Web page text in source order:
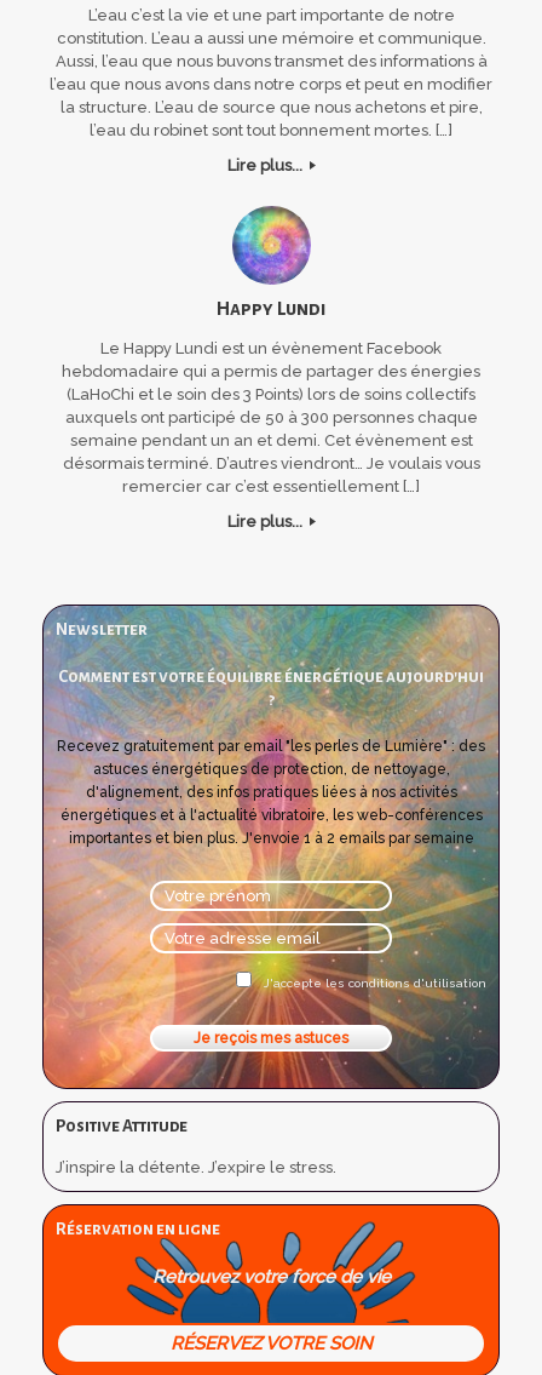
L’eau c’est la vie et une part importante de notre
constitution. L’eau a aussi une mémoire et communique.
Aussi, l’eau que nous buvons transmet des informations à
l’eau que nous avons dans notre corps et peut en modifier
la structure. L’eau de source que nous achetons et pire,
l’eau du robinet sont tout bonnement mortes. […]
Lire plus...
Happy Lundi
Le Happy Lundi est un évènement Facebook
hebdomadaire qui a permis de partager des énergies
(LaHoChi et le soin des 3 Points) lors de soins collectifs
auxquels ont participé de 50 à 300 personnes chaque
semaine pendant un an et demi. Cet évènement est
désormais terminé. D’autres viendront… Je voulais vous
remercier car c’est essentiellement […]
Lire plus...
Newsletter
Comment est votre équilibre énergétique aujourd'hui
?
Recevez gratuitement par email "les perles de Lumière" : des
astuces énergétiques de protection, de nettoyage,
d'alignement, des infos pratiques liées à nos activités
énergétiques et à l'actualité vibratoire, les web-conférences
importantes et bien plus. J'envoie 1 à 2 emails par semaine
J'accepte les conditions d'utilisation
Positive Attitude
J’inspire la détente. J’expire le stress.
Réservation en ligne
Retrouvez votre force de vie
RÉSERVEZ VOTRE SOIN